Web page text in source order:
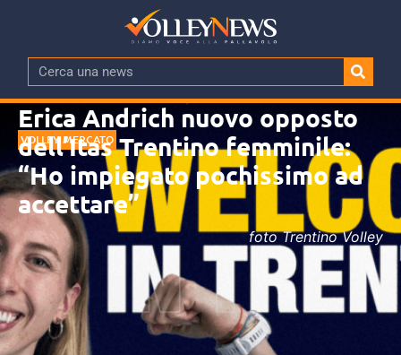
VOLLEY MERCATO
Erica Andrich nuovo opposto
dell’Itas Trentino femminile:
“Ho impiegato pochissimo ad
accettare”
foto Trentino Volley